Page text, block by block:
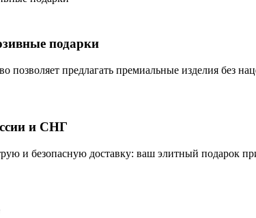
подарки
позволяет предлагать премиальные изделия без
и СНГ
и безопасную доставку: ваш элитный подарок